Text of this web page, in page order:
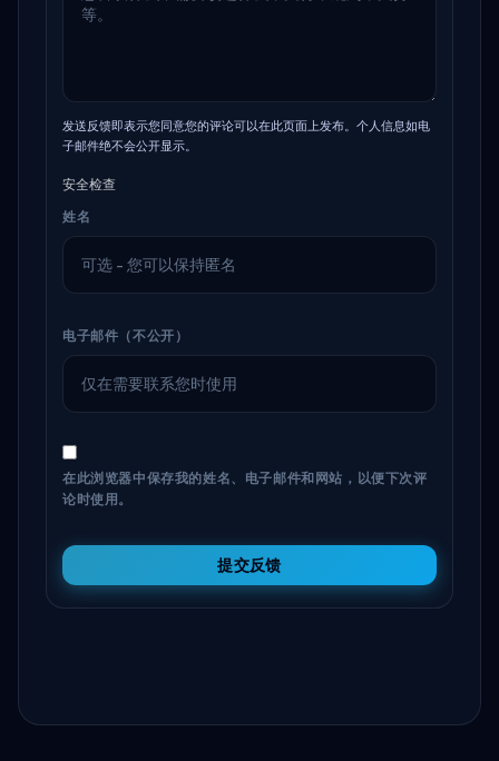
发送反馈即表示您同意您的评论可以在此页面上发布。个人信息如电
子邮件绝不会公开显示。
安全检查
姓名
电子邮件（不公开）
在此浏览器中保存我的姓名、电子邮件和网站，以便下次评
论时使用。
提交反馈